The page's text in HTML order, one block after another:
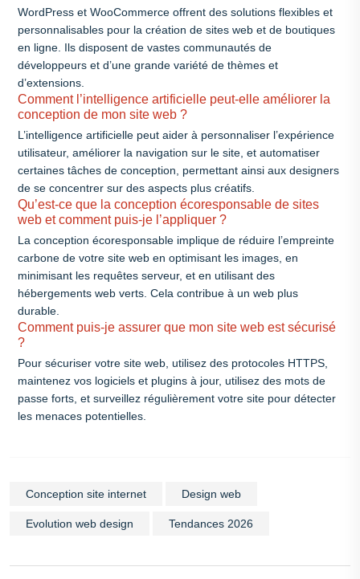
WordPress et WooCommerce offrent des solutions flexibles et
personnalisables pour la création de sites web et de boutiques
en ligne. Ils disposent de vastes communautés de
développeurs et d’une grande variété de thèmes et
d’extensions.
Comment l’intelligence artificielle peut-elle améliorer la
conception de mon site web ?
L’intelligence artificielle peut aider à personnaliser l’expérience
utilisateur, améliorer la navigation sur le site, et automatiser
certaines tâches de conception, permettant ainsi aux designers
de se concentrer sur des aspects plus créatifs.
Qu’est-ce que la conception écoresponsable de sites
web et comment puis-je l’appliquer ?
La conception écoresponsable implique de réduire l’empreinte
carbone de votre site web en optimisant les images, en
minimisant les requêtes serveur, et en utilisant des
hébergements web verts. Cela contribue à un web plus
durable.
Comment puis-je assurer que mon site web est sécurisé
?
Pour sécuriser votre site web, utilisez des protocoles HTTPS,
maintenez vos logiciels et plugins à jour, utilisez des mots de
passe forts, et surveillez régulièrement votre site pour détecter
les menaces potentielles.
Conception site internet Design web
Evolution web design Tendances 2026